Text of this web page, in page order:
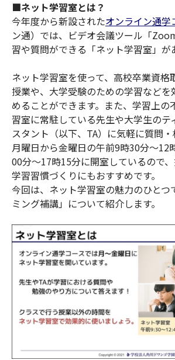
■ネット学習室とは？
今年度から新設されたオンライン通学
ン通）では、ビデオ会議ツール「
習や質問ができる「ネット学習室」が
ネット学習室を使って、高校卒業資格
授業や、大学受験のための学習などを
めることができます。また、学習上の
習室に常駐している先生や大学生のテ
スタント（以下、TA）に気軽に質問・
月曜日から金曜日の午前9時30分～12
00分〜17時15分に開室しているので
学習習慣づくりにもおすすめです。
今回は、ネット学習室の魅力のひとつ
ミング補講」について紹介します。